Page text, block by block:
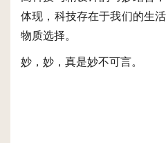
体现，科技存在于我们的生
物质选择。
妙，妙，真是妙不可言。